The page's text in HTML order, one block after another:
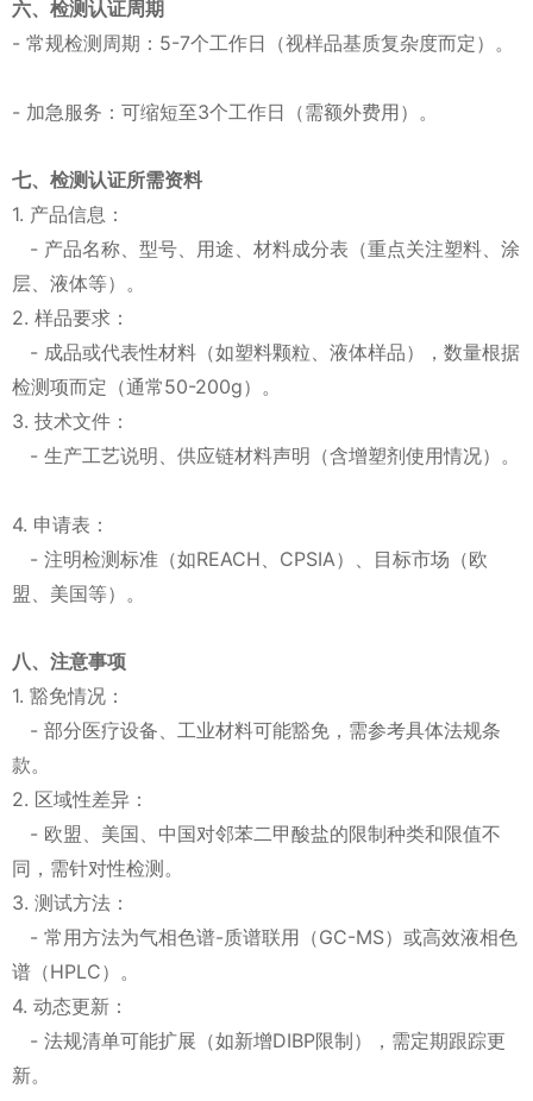
六、检测认证周期
- 常规检测周期：5-7个工作日（视样品基质复杂度而定）。
- 加急服务：可缩短至3个工作日（需额外费用）。
七、检测认证所需资料
1. 产品信息：
- 产品名称、型号、用途、材料成分表（重点关注塑料、涂
层、液体等）。
2. 样品要求：
- 成品或代表性材料（如塑料颗粒、液体样品），数量根据
检测项而定（通常50-200g）。
3. 技术文件：
- 生产工艺说明、供应链材料声明（含增塑剂使用情况）。
4. 申请表：
- 注明检测标准（如REACH、CPSIA）、目标市场（欧
盟、美国等）。
八、注意事项
1. 豁免情况：
- 部分医疗设备、工业材料可能豁免，需参考具体法规条
款。
2. 区域性差异：
- 欧盟、美国、中国对邻苯二甲酸盐的限制种类和限值不
同，需针对性检测。
3. 测试方法：
- 常用方法为气相色谱-质谱联用（GC-MS）或高效液相色
谱（HPLC）。
4. 动态更新：
- 法规清单可能扩展（如新增DIBP限制），需定期跟踪更
新。